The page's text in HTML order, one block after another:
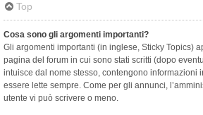
Top
Cosa sono gli argomenti importanti?
Gli argomenti importanti (in inglese, Sticky Topics)
pagina del forum in cui sono stati scritti (dopo
intuisce dal nome stesso, contengono informazioni
essere lette sempre. Come per gli annunci,
utente vi può scrivere o meno.